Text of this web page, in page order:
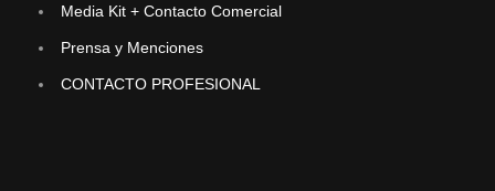
Media Kit + Contacto Comercial
Prensa y Menciones
CONTACTO PROFESIONAL